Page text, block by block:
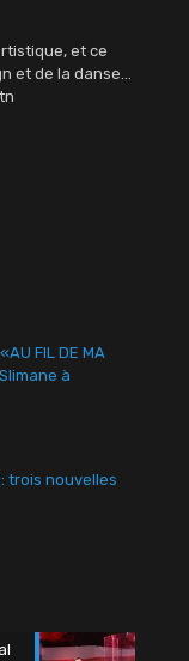
et ce
et de la danse…
«AU FIL DE MA
à
trois nouvelles